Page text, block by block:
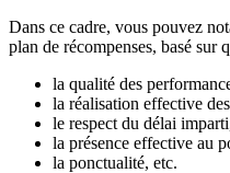
Dans ce cadre, vous pouvez
plan de récompenses, basé sur
la qualité des
la réalisation effective
le respect du délai
la présence effective au
la ponctualité, etc.